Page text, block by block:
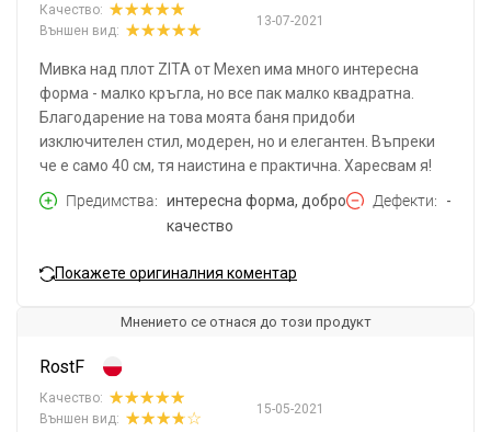
13-07-2021
Качество:
Външен вид:
Мивка над плот ZITA от Mexen има много интересна
форма - малко кръгла, но все пак малко квадратна.
Благодарение на това моята баня придоби
изключителен стил, модерен, но и елегантен. Въпреки
че е само 40 см, тя наистина е практична. Харесвам я!
Предимства
интересна форма, добро
качество
Дефекти -
Покажете оригиналния коментар
Мнението се отнася до този продукт
RostF
15-05-2021
Качество:
Външен вид: